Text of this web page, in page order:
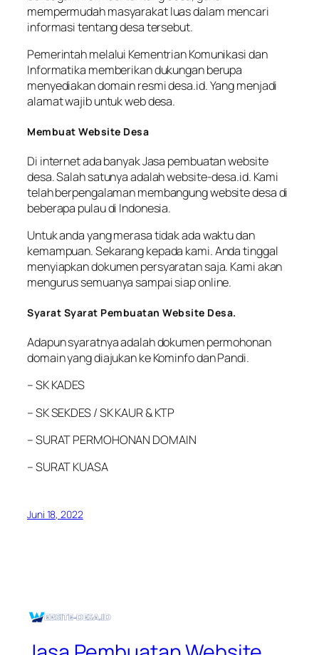
mempermudah masyarakat luas dalam mencari
informasi tentang desa tersebut.
Pemerintah melalui Kementrian Komunikasi dan
Informatika memberikan dukungan berupa
menyediakan domain resmi desa.id. Yang menjadi
alamat wajib untuk web desa.
Membuat Website Desa
Di internet ada banyak Jasa pembuatan website
desa. Salah satunya adalah website-desa.id. Kami
telah berpengalaman membangung website desa di
beberapa pulau di Indonesia.
Untuk anda yang merasa tidak ada waktu dan
kemampuan. Sekarang kepada kami. Anda tinggal
menyiapkan dokumen persyaratan saja. Kami akan
mengurus semuanya sampai siap online.
Syarat Syarat Pembuatan Website Desa.
Adapun syaratnya adalah dokumen permohonan
domain yang diajukan ke Kominfo dan Pandi.
– SK KADES
– SK SEKDES / SK KAUR & KTP
– SURAT PERMOHONAN DOMAIN
– SURAT KUASA
Juni 18, 2022